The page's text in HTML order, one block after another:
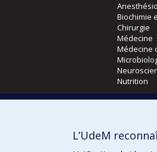
Biochimie
Chirurgie
Médecine
Médecine
Nutrition
L’UdeM